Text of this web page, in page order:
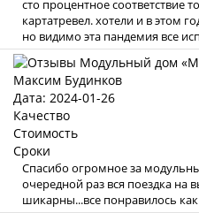
сто процентное соответствие
картатревел. хотели и в этом
но видимо эта пандемия все
Максим Будинков
Дата: 2024-01-26
Качество
Стоимость
Сроки
Спасибо огромное за
очередной раз вся поездка на
шикарны...все понравилось как